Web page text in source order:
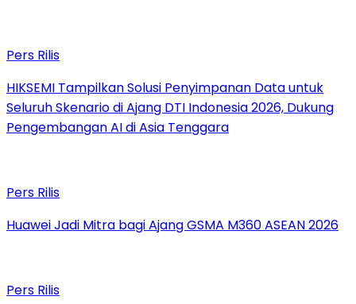
Pers Rilis
HIKSEMI Tampilkan Solusi Penyimpanan Data untuk
Seluruh Skenario di Ajang DTI Indonesia 2026, Dukung
Pengembangan AI di Asia Tenggara
Pers Rilis
Huawei Jadi Mitra bagi Ajang GSMA M360 ASEAN 2026
Pers Rilis